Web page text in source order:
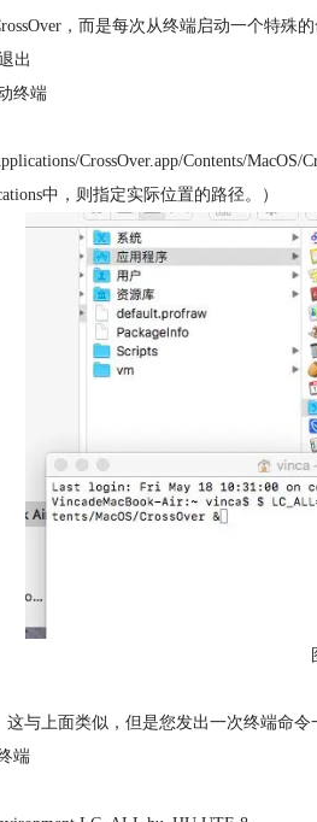
，而是每次从终端启动一个特殊的
出
终端
CrossOver.app/Contents/MacOS/
中，则指定实际位置的路径。）
与上面类似，但是您发出一次终端命令
端